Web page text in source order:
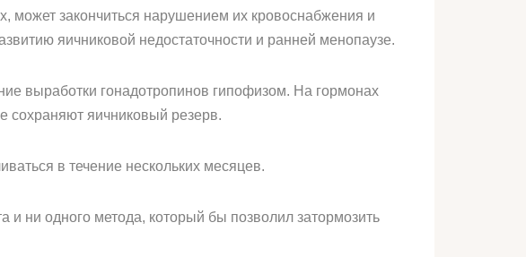
может закончиться нарушением их кровоснабжения и
яичниковой недостаточности и ранней менопаузе.
выработки гонадотропинов гипофизом. На гормонах
сохраняют яичниковый резерв.
в течение нескольких месяцев.
и ни одного метода, который бы позволил затормозить